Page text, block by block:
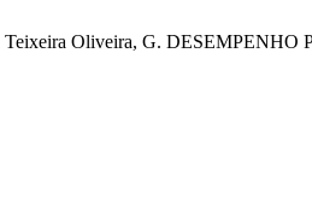
Teixeira Oliveira, G.